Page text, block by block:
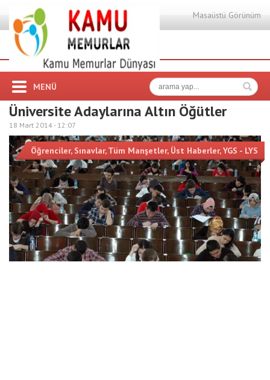
Masaüstü Görünüm
MENÜ
Üniversite Adaylarına Altın Öğütler
18 Mart 2014 - 12:07
Öğrenciler, Sınavlar,Tüm Manşetler, Üst Haberler,YGS - LYS